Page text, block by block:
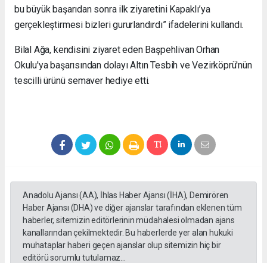
bu büyük başarıdan sonra ilk ziyaretini Kapaklı’ya
gerçekleştirmesi bizleri gururlandırdı” ifadelerini kullandı.
Bilal Ağa, kendisini ziyaret eden Başpehlivan Orhan
Okulu'ya başarısından dolayı Altın Tesbih ve Vezirköprü'nün
tescilli ürünü semaver hediye etti.
Anadolu Ajansı (AA), İhlas Haber Ajansı (İHA), Demirören
Haber Ajansı (DHA) ve diğer ajanslar tarafından eklenen tüm
haberler, sitemizin editörlerinin müdahalesi olmadan ajans
kanallarından çekilmektedir. Bu haberlerde yer alan hukuki
muhataplar haberi geçen ajanslar olup sitemizin hiç bir
editörü sorumlu tutulamaz...